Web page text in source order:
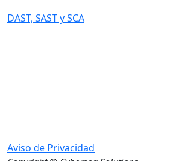
DAST, SAST y SCA
Aviso de Privacidad